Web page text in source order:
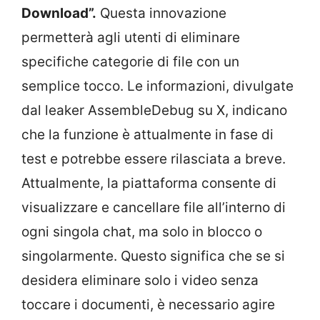
Download”. Questa innovazione
permetterà agli utenti di eliminare
specifiche categorie di file con un
semplice tocco. Le informazioni, divulgate
dal leaker AssembleDebug su X, indicano
che la funzione è attualmente in fase di
test e potrebbe essere rilasciata a breve.
Attualmente, la piattaforma consente di
visualizzare e cancellare file all’interno di
ogni singola chat, ma solo in blocco o
singolarmente. Questo significa che se si
desidera eliminare solo i video senza
toccare i documenti, è necessario agire